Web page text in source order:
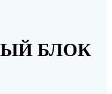
БЛОК